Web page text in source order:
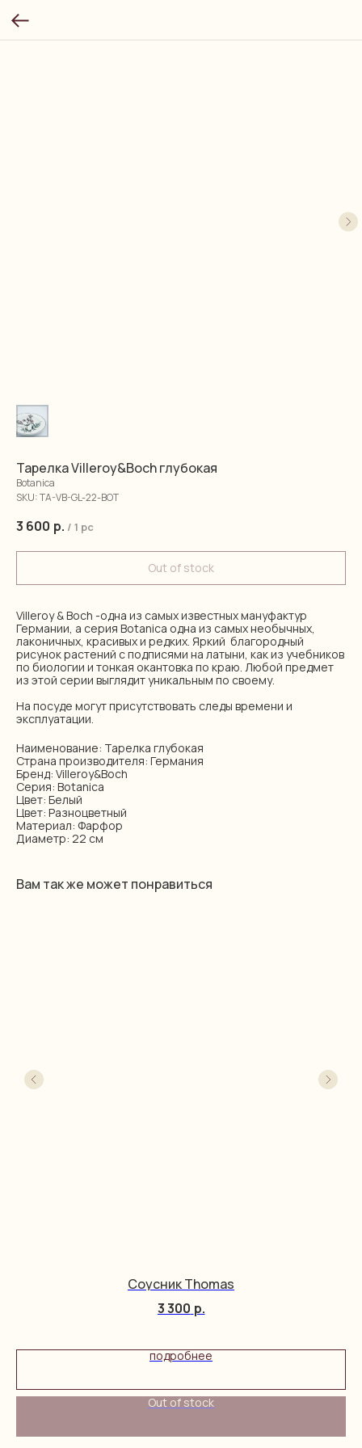
Тарелка Villeroy&Boch глубокая
Botanica
SKU:TA-VB-GL-22-BOT
3 600 р. / 1 pc
Out of stock
Villeroy & Boch -одна из самых известных мануфактур
Германии, а серия Botanica одна из самых необычных,
лаконичных, красивых и редких. Яркий благородный
рисунок растений с подписями на латыни, как из учебников
по биологии и тонкая окантовка по краю. Любой предмет
из этой серии выглядит уникальным по своему.
На посуде могут присутствовать следы времени и
эксплуатации.
Наименование: Тарелка глубокая
Страна производителя: Германия
Бренд: Villeroy&Boch
Серия: Botanica
Цвет: Белый
Цвет: Разноцветный
Материал: Фарфор
Диаметр: 22 см
Вам так же может понравиться
Соусник Thomas
3 300 р.
подробнее
Out of stock